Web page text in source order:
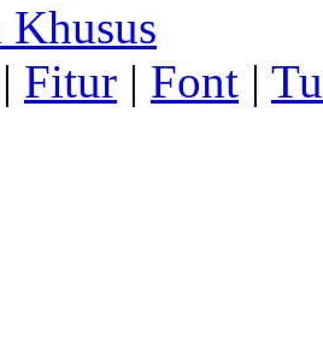
Khusus
| Fitur | Font |